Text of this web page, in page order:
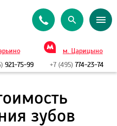
921-75-99
м. Царицыно
+7 (495) 774-23-74
зубов